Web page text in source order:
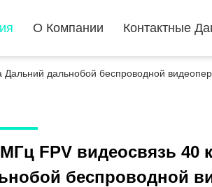
О Компании Контактные
дальнобой беспроводной
FPV видеосвязь 40
беспроводной